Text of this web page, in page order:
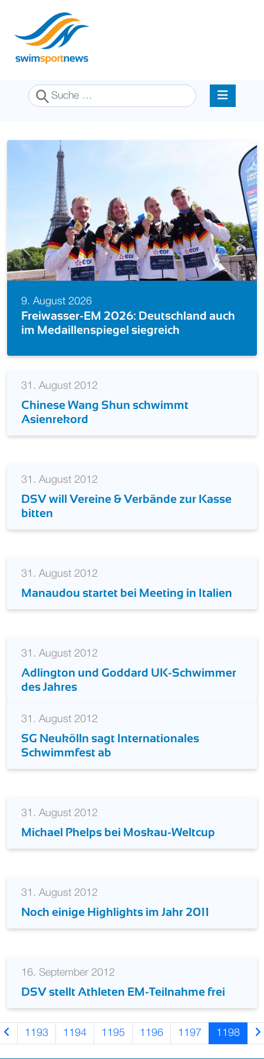
Suchen
9. August 2026
Freiwasser-EM 2026: Deutschland auch
im Medaillenspiegel siegreich
Previous Next
31. August 2012
Chinese Wang Shun schwimmt
Asienrekord
31. August 2012
DSV will Vereine & Verbände zur Kasse
bitten
31. August 2012
Manaudou startet bei Meeting in Italien
31. August 2012
Adlington und Goddard UK-Schwimmer
des Jahres
31. August 2012
SG Neukölln sagt Internationales
Schwimmfest ab
31. August 2012
Michael Phelps bei Moskau-Weltcup
31. August 2012
Noch einige Highlights im Jahr 2011
16. September 2012
DSV stellt Athleten EM-Teilnahme frei
1193 1194 1195 1196 1197 1198